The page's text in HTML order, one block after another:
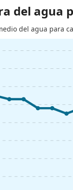
del agua
del agua para